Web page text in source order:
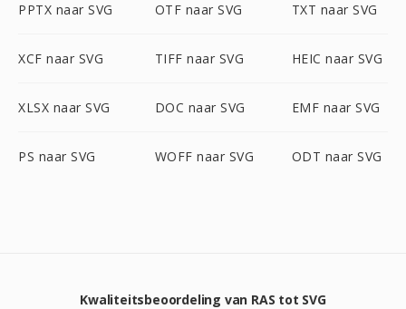
PPTX naar SVG OTF naar SVG TXT naar SVG
XCF naar SVG TIFF naar SVG HEIC naar SVG
XLSX naar SVG DOC naar SVG EMF naar SVG
PS naar SVG WOFF naar SVG ODT naar SVG
Kwaliteitsbeoordeling van RAS tot SVG